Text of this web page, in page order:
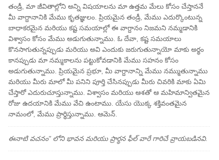
తండ్రీ, మా జీవితాల్లోని అన్ని విషయాలను మా ఉత్తమ మేలు కోసం చేస్తాననే
మీ వాగ్దానానికి మేము కృతజ్ఞులం. ప్రియమైన తండ్రీ, మేము ఎదుర్కొంటున్న
బాధాకరమైన మరియు కష్ట సమయాల్లో ఈ వాగ్దానం నిజమని నమ్మడానికి
విశ్వాసం కోసం మేము అడుగుతున్నాము. ఓ దేవా, కష్ట సమయాలు
కొనసాగుతున్నప్పుడు మరియు అవి ఎందుకు జరుగుతున్నాయో మాకు అర్థం
కానప్పుడు మా నమ్మకాలను పట్టుకోవడానికి మేము సహనం కోసం
అడుగుతున్నాము. ప్రియమైన ప్రభూ, మీ వాగ్దానాన్ని మేము నమ్ముతున్నాము
మరియు మీరు మాలో మీ పనిని పూర్తి చేసినప్పుడు మీరు చివరికి మాకు ఏమి
చేస్తారో ఎదురుచూస్తున్నాము. విశ్వాసం మరియు ఆశతో ఆ మహిమాన్వితమైన
రోజు ఉదయానికి మేము వేచి ఉంటాము. యేసు యొక్క శక్తివంతమైన
నామంలో, మేము ప్రార్థిస్తున్నాము. ఆమెన్.
ఈనాటి వచనం" లోని భావన మరియు ప్రార్థన ఫీల్ వారే గారిచే వ్రాయబడినవి.